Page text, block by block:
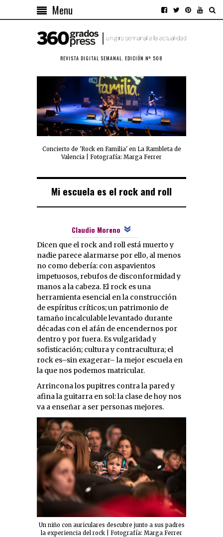
Menu
REVISTA DIGITAL SEMANAL. EDICIÓN Nº 508
Concierto de 'Rock en Familia' en La Rambleta de
Valencia | Fotografía: Marga Ferrer
Mi escuela es el rock and roll
Claudio Moreno
Dicen que el rock and roll está muerto y
nadie parece alarmarse por ello, al menos
no como debería: con aspavientos
impetuosos, rebufos de disconformidad y
manos a la cabeza. El rock es una
herramienta esencial en la construcción
de espíritus críticos; un patrimonio de
tamaño incalculable levantado durante
décadas con el afán de encendernos por
dentro y por fuera. Es vulgaridad y
sofisticación; cultura y contracultura; el
rock es–sin exagerar– la mejor escuela en
la que nos podemos matricular.
Arrincona los pupitres contra la pared y
afina la guitarra en sol: la clase de hoy nos
va a enseñar a ser personas mejores.
Un niño con auriculares descubre junto a sus padres
la experiencia del rock | Fotografía: Marga Ferrer